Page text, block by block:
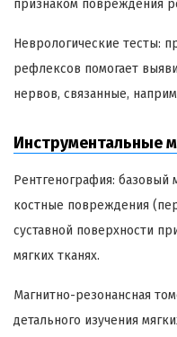
признаком повреждения
Неврологические тесты:
рефлексов помогает
нервов, связанные,
Инструментальные
Рентгенография: базовый
костные повреждения
суставной поверхности
мягких тканях.
Магнитно-резонансная
детального изучения